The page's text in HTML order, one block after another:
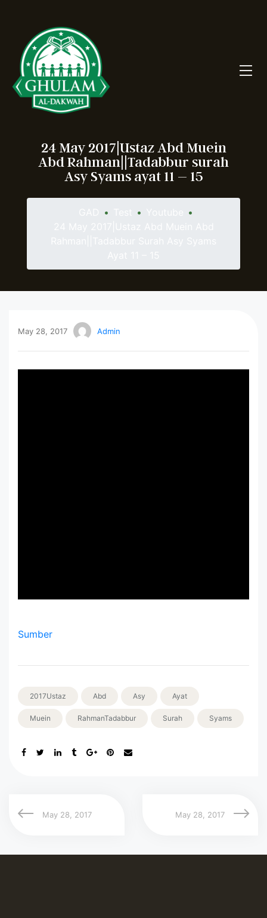
24 May 2017|Ustaz Abd Muein
Abd Rahman||Tadabbur surah
Asy Syams ayat 11 – 15
• •
•
May 28, 2017 Admin
Sumber
2017Ustaz Abd Asy Ayat
Muein RahmanTadabbur Surah Syams
May 28, 2017 May 28, 2017